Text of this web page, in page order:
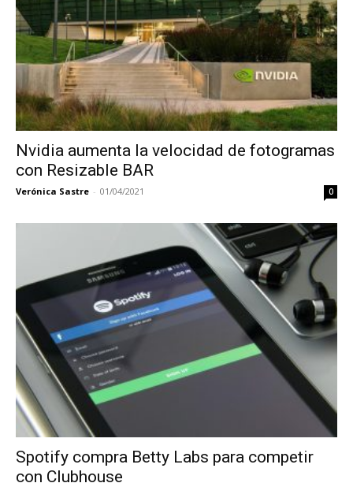
Nvidia aumenta la velocidad de fotogramas
con Resizable BAR
Verónica Sastre - 01/04/2021 0
Spotify compra Betty Labs para competir
con Clubhouse